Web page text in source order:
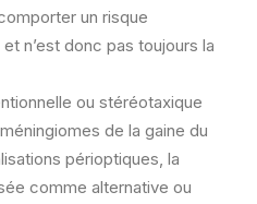
un risque
n’est donc pas toujours la
ou stéréotaxique
de la gaine du
périoptiques, la
comme alternative ou